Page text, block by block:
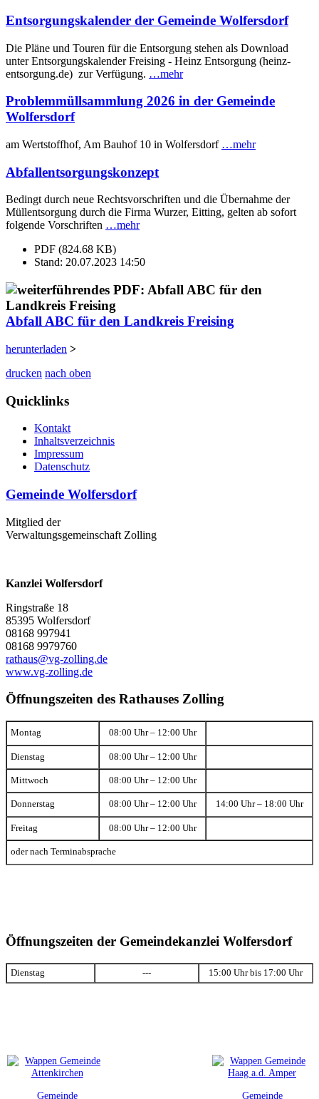
Entsorgungskalender der Gemeinde Wolfersdorf
Die Pläne und Touren für die Entsorgung stehen als Download
unter Entsorgungskalender Freising - Heinz Entsorgung (heinz-
entsorgung.de) zur Verfügung. …mehr
Problemmüllsammlung 2026 in der Gemeinde
Wolfersdorf
am Wertstoffhof, Am Bauhof 10 in Wolfersdorf …mehr
Abfallentsorgungskonzept
Bedingt durch neue Rechtsvorschriften und die Übernahme der
Müllentsorgung durch die Firma Wurzer, Eitting, gelten ab sofort
folgende Vorschriften …mehr
PDF (824.68 KB)
Stand: 20.07.2023 14:50
Abfall ABC für den Landkreis Freising
herunterladen >
drucken nach oben
Quicklinks
Kontakt
Inhaltsverzeichnis
Impressum
Datenschutz
Gemeinde Wolfersdorf
Mitglied der
Verwaltungsgemeinschaft Zolling
Kanzlei Wolfersdorf
Ringstraße 18
85395 Wolfersdorf
08168 997941
08168 9979760
rathaus@vg-zolling.de
www.vg-zolling.de
Öffnungszeiten des Rathauses Zolling
Montag 08:00 Uhr – 12:00 Uhr
Dienstag 08:00 Uhr – 12:00 Uhr
Mittwoch 08:00 Uhr – 12:00 Uhr
Donnerstag 08:00 Uhr – 12:00 Uhr 14:00 Uhr – 18:00 Uhr
Freitag 08:00 Uhr – 12:00 Uhr
oder nach Terminabsprache
Öffnungszeiten der Gemeindekanzlei Wolfersdorf
Dienstag --- 15:00 Uhr bis 17:00 Uhr
Gemeinde Gemeinde